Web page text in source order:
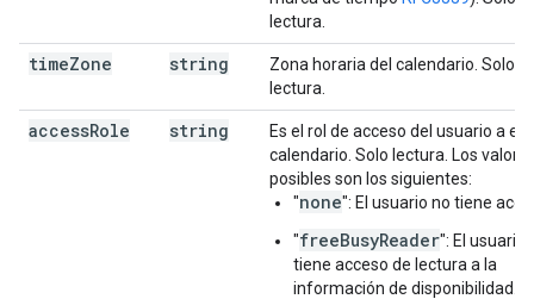
lectura.
timeZone string
Zona horaria del calendario. Solo
lectura.
accessRole string
Es el rol de acceso del usuario a
calendario. Solo lectura. Los
posibles son los siguientes:
"none": El usuario no tiene
"freeBusyReader": El usuario
tiene acceso de lectura a la
información de disponibilidad.